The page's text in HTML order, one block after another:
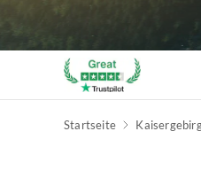
Startseite